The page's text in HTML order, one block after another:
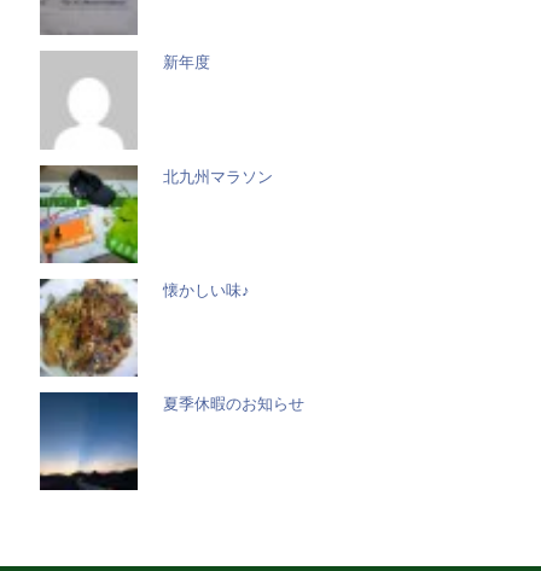
新年度
北九州マラソン
懐かしい味♪
夏季休暇のお知らせ